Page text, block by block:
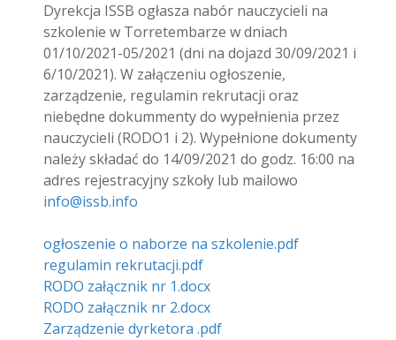
Dyrekcja ISSB ogłasza nabór nauczycieli na
szkolenie w Torretembarze w dniach
01/10/2021-05/2021 (dni na dojazd 30/09/2021 i
6/10/2021). W załączeniu ogłoszenie,
zarządzenie, regulamin rekrutacji oraz
niebędne dokummenty do wypełnienia przez
nauczycieli (RODO1 i 2). Wypełnione dokumenty
należy składać do 14/09/2021 do godz. 16:00 na
adres rejestracyjny szkoły lub mailowo
info@issb.info
ogłoszenie o naborze na szkolenie.pdf
regulamin rekrutacji.pdf
RODO załącznik nr 1.docx
RODO załącznik nr 2.docx
Zarządzenie dyrketora .pdf